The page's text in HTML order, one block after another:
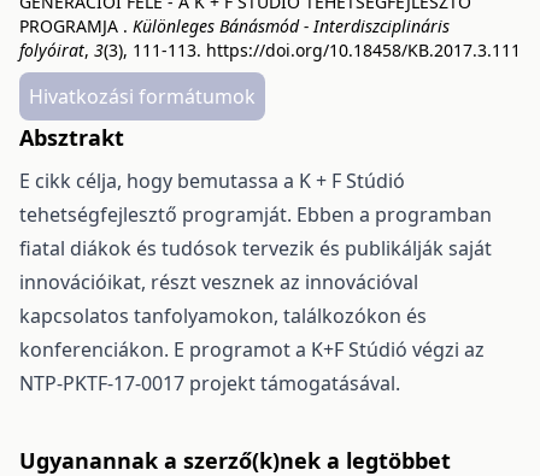
PROGRAMJA . Különleges Bánásmód - Interdiszciplináris
folyóirat, 3(3), 111-113. https://doi.org/10.18458/KB.2017.3.111
Hivatkozási formátumok
Absztrakt
E cikk célja, hogy bemutassa a K + F Stúdió
tehetségfejlesztő programját. Ebben a programban
fiatal diákok és tudósok tervezik és publikálják saját
innovációikat, részt vesznek az innovációval
kapcsolatos tanfolyamokon, találkozókon és
konferenciákon. E programot a K+F Stúdió végzi az
NTP-PKTF-17-0017 projekt támogatásával.
Ugyanannak a szerző(k)nek a legtöbbet